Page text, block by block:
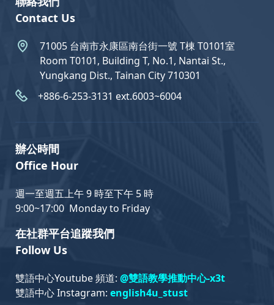
Contact Us
71005 台南市永康區南台街一號 T棟 T0101室
Room T0101, Building T, No.1, Nantai St.,
Yungkang Dist., Tainan City 710301
+886-6-253-3131 ext.6003~6004
辦公時間
Office Hour
週一至週五上午 9 時至下午 5 時
9:00~17:00 Monday to Friday
在社群平台追蹤我們
Follow Us
雙語中心Youtube 頻道: @雙語教學推動中心-x3t
雙語中心 Instagram: english4u_stust